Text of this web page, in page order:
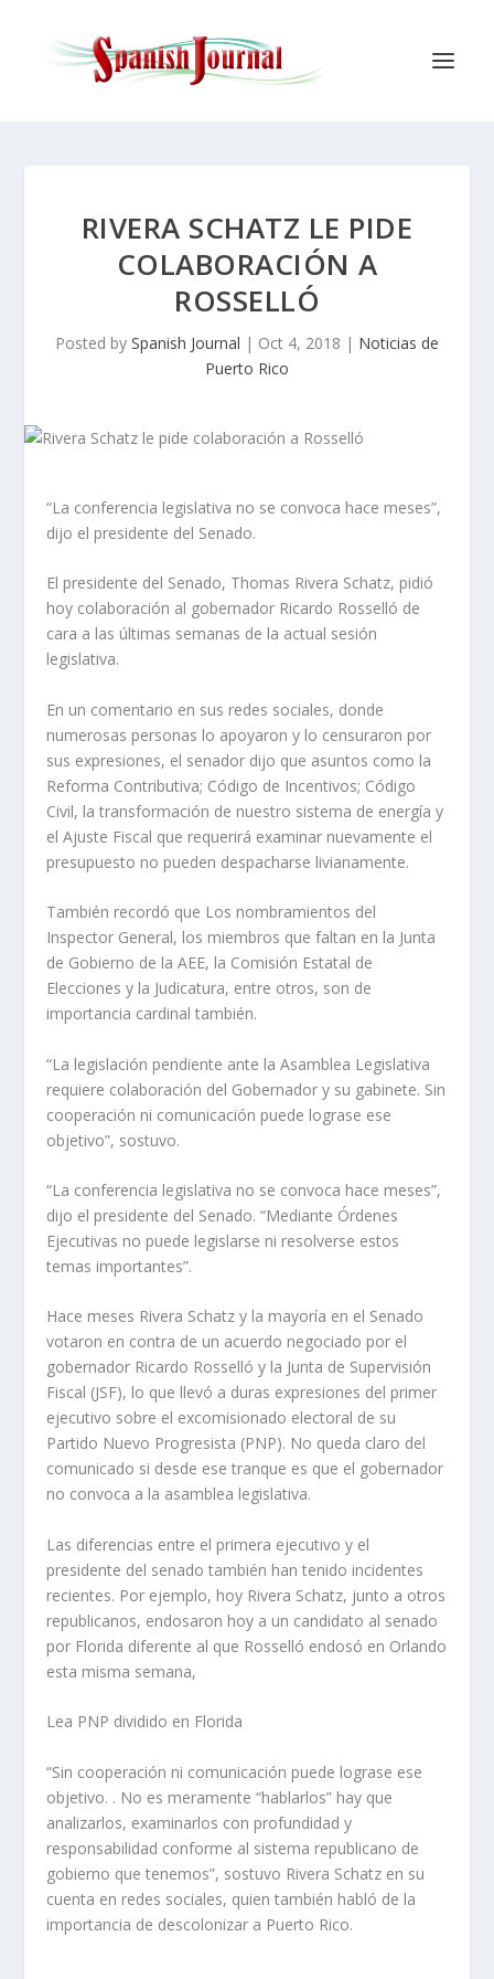
RIVERA SCHATZ LE PIDE
COLABORACIÓN A
ROSSELLÓ
Posted by Spanish Journal | Oct 4, 2018 | Noticias de
Puerto Rico
“La conferencia legislativa no se convoca hace meses”,
dijo el presidente del Senado.
El presidente del Senado, Thomas Rivera Schatz, pidió
hoy colaboración al gobernador Ricardo Rosselló de
cara a las últimas semanas de la actual sesión
legislativa.
En un comentario en sus redes sociales, donde
numerosas personas lo apoyaron y lo censuraron por
sus expresiones, el senador dijo que asuntos como la
Reforma Contributiva; Código de Incentivos; Código
Civil, la transformación de nuestro sistema de energía y
el Ajuste Fiscal que requerirá examinar nuevamente el
presupuesto no pueden despacharse livianamente.
También recordó que Los nombramientos del
Inspector General, los miembros que faltan en la Junta
de Gobierno de la AEE, la Comisión Estatal de
Elecciones y la Judicatura, entre otros, son de
importancia cardinal también.
“La legislación pendiente ante la Asamblea Legislativa
requiere colaboración del Gobernador y su gabinete. Sin
cooperación ni comunicación puede lograse ese
objetivo”, sostuvo.
“La conferencia legislativa no se convoca hace meses”,
dijo el presidente del Senado. “Mediante Órdenes
Ejecutivas no puede legislarse ni resolverse estos
temas importantes”.
Hace meses Rivera Schatz y la mayoría en el Senado
votaron en contra de un acuerdo negociado por el
gobernador Ricardo Rosselló y la Junta de Supervisión
Fiscal (JSF), lo que llevó a duras expresiones del primer
ejecutivo sobre el excomisionado electoral de su
Partido Nuevo Progresista (PNP). No queda claro del
comunicado si desde ese tranque es que el gobernador
no convoca a la asamblea legislativa.
Las diferencias entre el primera ejecutivo y el
presidente del senado también han tenido incidentes
recientes. Por ejemplo, hoy Rivera Schatz, junto a otros
republicanos, endosaron hoy a un candidato al senado
por Florida diferente al que Rosselló endosó en Orlando
esta misma semana,
Lea PNP dividido en Florida
“Sin cooperación ni comunicación puede lograse ese
objetivo. . No es meramente “hablarlos” hay que
analizarlos, examinarlos con profundidad y
responsabilidad conforme al sistema republicano de
gobierno que tenemos”, sostuvo Rivera Schatz en su
cuenta en redes sociales, quien también habló de la
importancia de descolonizar a Puerto Rico.